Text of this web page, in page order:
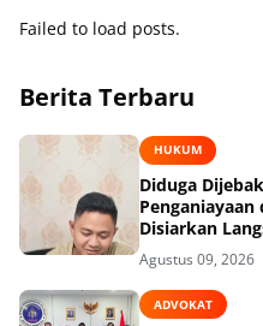
Failed to load posts.
Berita Terbaru
HUKUM
Diduga
Disiarkan
Agustus 09, 2026
ADVOKAT